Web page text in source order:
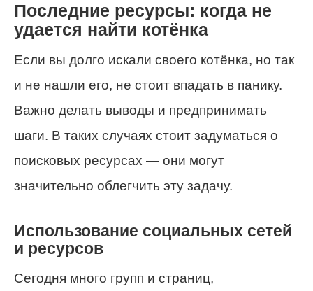
Последние ресурсы: когда не
удается найти котёнка
Если вы долго искали своего котёнка, но так
и не нашли его, не стоит впадать в панику.
Важно делать выводы и предпринимать
шаги. В таких случаях стоит задуматься о
поисковых ресурсах — они могут
значительно облегчить эту задачу.
Использование социальных сетей
и ресурсов
Сегодня много групп и страниц,